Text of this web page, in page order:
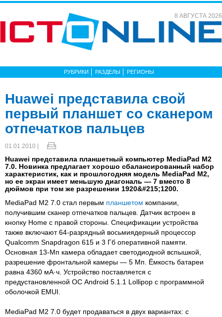
8 АВГУСТА 2026
РУБРИКИ РАЗДЕЛЫ РЕГИОНЫ
Huawei представила свой
первый планшет со сканером
отпечатков пальцев
01.01.2010 |
Huawei представила планшетный компьютер MediaPad M2
7.0. Новинка предлагает хорошо сбалансированный набор
характеристик, как и прошлогодняя модель MediaPad M2,
но ее экран имеет меньшую диагональ — 7 вместо 8
дюймов при том же разрешении 1920&#215;1200.
MediaPad M2 7.0 стал первым планшетом компании,
получившим сканер отпечатков пальцев. Датчик встроен в
кнопку Home с правой стороны. Спецификации устройства
также включают 64-разрядный восьмиядерный процессор
Qualcomm Snapdragon 615 и 3 Гб оперативной памяти.
Основная 13-Мп камера обладает светодиодной вспышкой,
разрешение фронтальной камеры — 5 Мп. Ёмкость батареи
равна 4360 мА·ч. Устройство поставляется с
предустановленной ОС Android 5.1.1 Lollipop с программной
оболочкой EMUI.
MediaPad M2 7.0 будет продаваться в двух вариантах: с